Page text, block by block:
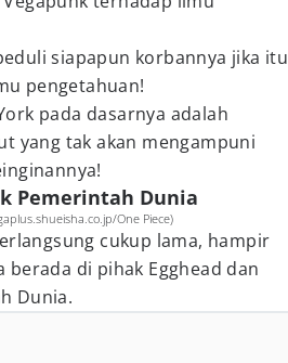
siapapun korbannya jika itu
pengetahuan!
pada dasarnya adalah
yang tak akan mengampuni
Pemerintah Dunia
One Piece)
cukup lama, hampir
di pihak Egghead dan
Dunia.